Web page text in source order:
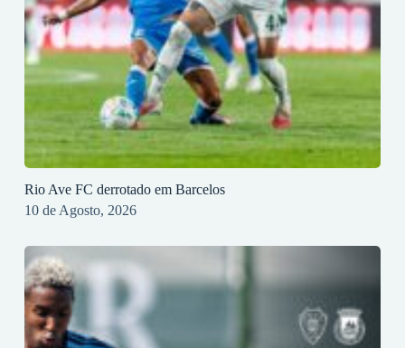
Rio Ave FC derrotado em Barcelos
10 de Agosto, 2026